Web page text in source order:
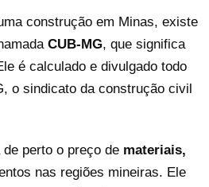
construção em Minas, existe
CUB-MG, que significa
é calculado e divulgado todo
o sindicato da construção civil
perto o preço de materiais,
nas regiões mineiras. Ele